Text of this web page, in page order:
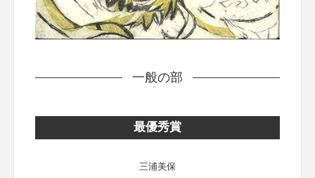
一般の部
最優秀賞
三浦美保